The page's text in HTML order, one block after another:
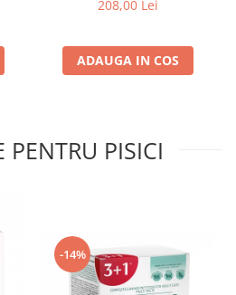
208,00 Lei
ADAUGA IN COS
PENTRU PISICI
-14%